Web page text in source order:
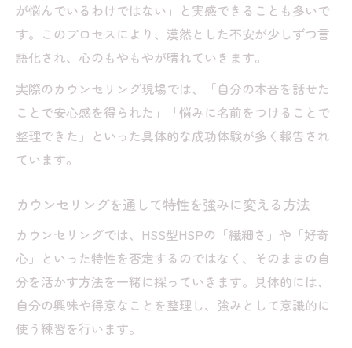
が悩んでいるわけではない」と実感できることも多いで
す。このプロセスにより、漠然とした不安が少しずつ言
語化され、心のもやもやが晴れていきます。
実際のカウンセリング現場では、「自分の本音を話せた
ことで安心感を得られた」「悩みに名前をつけることで
整理できた」といった具体的な成功体験が多く報告され
ています。
カウンセリングを通して特性を強みに変える方法
カウンセリングでは、HSS型HSPの「繊細さ」や「好奇
心」といった特性を否定するのではなく、そのままの自
分を活かす方法を一緒に探っていきます。具体的には、
自分の興味や得意なことを整理し、強みとして意識的に
使う練習を行います。